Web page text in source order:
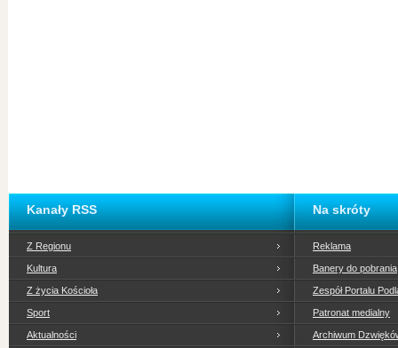
Kanały RSS
Z Regionu
Kultura
Z życia Kościoła
Sport
Aktualności
Na skróty
Reklama
Banery do pobrania
Zespół Portalu
Patronat medialny
Archiwum